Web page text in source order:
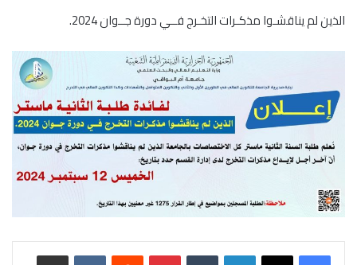
الذين لم يناقشـوا مذكـرات التخـرج فــي دورة جــوان 2024.